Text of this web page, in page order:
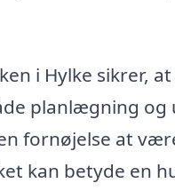
i Hylke sikrer,
planlægning og
fornøjelse at
kan betyde en